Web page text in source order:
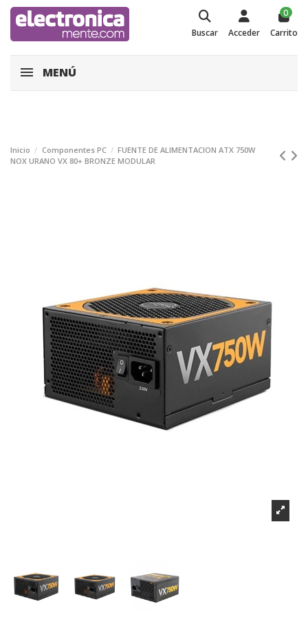
Buscar Acceder
0
Carrito
MENÚ
Inicio Componentes PC
FUENTE DE ALIMENTACION ATX 750W
NOX URANO VX 80+ BRONZE MODULAR